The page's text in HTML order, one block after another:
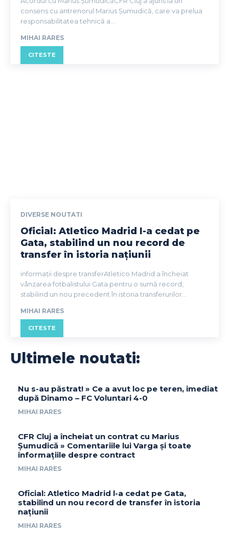
consens cu antrenorul Marius Șumudică, care va prelua
responsabilitatea tehnică a...
MIHAI RARES
CITESTE
DIVERSE NOUTATI
Oficial: Atletico Madrid l-a cedat pe
Gata, stabilind un nou record de
transfer în istoria națiunii
informații despre transferAtletico Madrid a încheiat
vânzarea fotbalistului Gata pentru o sumă record,
stabilind un nou precedent în istoria transferurilor...
MIHAI RARES
CITESTE
Ultimele noutati:
Nu s-au păstrat! » Ce a avut loc pe teren, imediat
după Dinamo – FC Voluntari 4-0
MIHAI RARES
CFR Cluj a încheiat un contrat cu Marius
Șumudică » Comentariile lui Varga și toate
informațiile despre contract
MIHAI RARES
Oficial: Atletico Madrid l-a cedat pe Gata,
stabilind un nou record de transfer în istoria
națiunii
MIHAI RARES